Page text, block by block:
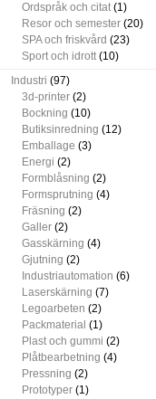
Ordspråk och citat(1)
Resor och semester (20)
SPA och friskvård (23)
Sport och idrott(10)
Industri (97)
3d-printer (2)
Bockning (10)
Butiksinredning (12)
Emballage (3)
Energi (2)
Formblåsning (2)
Formsprutning (4)
Fräsning (2)
Galler (2)
Gasskärning (4)
Gjutning (2)
Industriautomation (6)
Laserskärning (7)
Legoarbeten (2)
Packmaterial (1)
Plast och gummi (2)
Plåtbearbetning (4)
Pressning (2)
Prototyper (1)